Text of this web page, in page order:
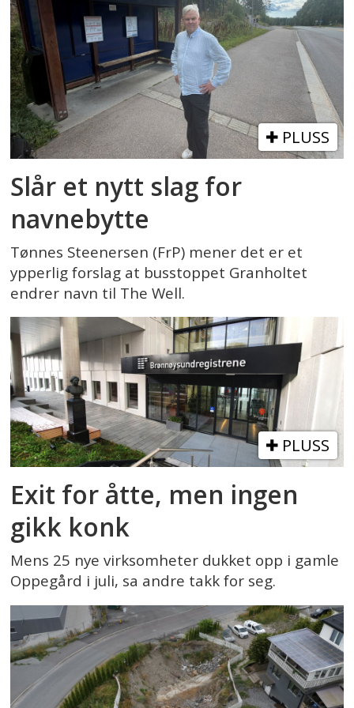
PLUSS
Slår et nytt slag for
navnebytte
Tønnes Steenersen (FrP) mener det er et
ypperlig forslag at busstoppet Granholtet
endrer navn til The Well.
PLUSS
Exit for åtte, men ingen
gikk konk
Mens 25 nye virksomheter dukket opp i gamle
Oppegård i juli, sa andre takk for seg.